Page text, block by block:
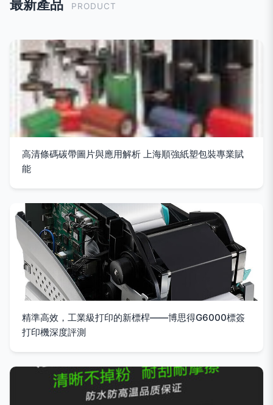
最新產品 PRODUCT
高清條碼碳帶圖片與應用解析 上海順強紙塑包裝專業賦
能
精準高效，工業級打印的新標桿——博思得G6000標簽
打印機深度評測